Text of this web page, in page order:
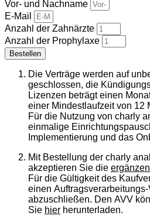
Vor- und Nachname
E-Mail
Anzahl der Zahnärzte
Anzahl der Prophylaxe
Bestellen
Die Verträge werden auf
geschlossen, die
Lizenzen beträgt einen
einer Mindestlaufzeit von 12
Für die Nutzung von charly
einmalige
Implementierung und das
Mit Bestellung der charly
akzeptieren Sie die
Für die Gültigkeit des
einen
abzuschließen. Den AVV
Sie hier herunterladen.